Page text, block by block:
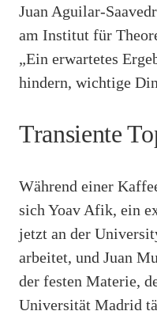
Juan Aguilar-
am Institut für
„Ein erwartetes
hindern, wichtige
Transiente
Während einer
sich Yoav Afik, ein
jetzt an der
arbeitet, und Juan
der festen Materie,
Universität Madrid